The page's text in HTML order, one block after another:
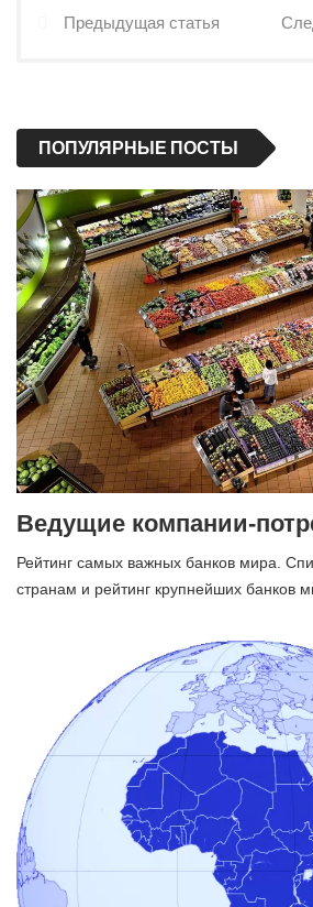
Предыдущая статья
ПОПУЛЯРНЫЕ ПОСТЫ
Ведущие компании-
Рейтинг самых важных банков мира.
странам и рейтинг крупнейших банков